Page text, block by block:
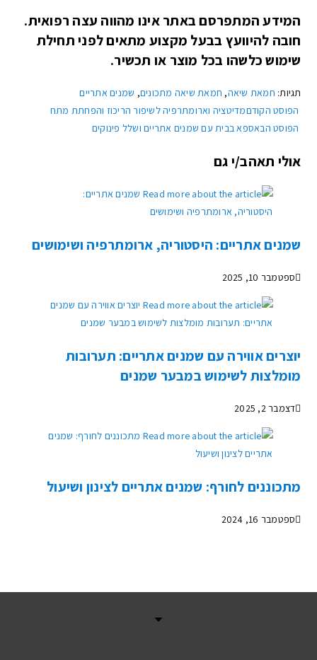
המידע המתפרסם באתר אינו מהווה עצה רפואית.
חובה להיוועץ בבעל מקצוע מתאים לפני תחילת
שימוש כלשהו בכל מוצר או תכשיר.
תגיות: חמאת שיאה, חמאת שיאה מתכונים, שמנים אתריים
הפוסט הקודםמדיטציה וארומתרפיה לשיפור הריכוז והפחתת מתח
הפוסט הבאספא בבית עם שמנים אתריים ושלל פינוקים
אולי תאהב/י גם
שמנים אתריים: היסטוריה, ארומתרפיה ושימושים
ספטמבר 10, 2025
יוצרים אווירה עם שמנים אתריים: תערובות
מומלצות לשימוש במבער שמנים
דצמבר 2, 2025
מתכוננים לחורף: שמנים אתריים לצינון ושיעול
ספטמבר 16, 2024